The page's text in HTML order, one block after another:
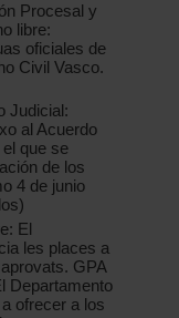
Procesal y
libre:
oficiales de
Civil Vasco.
Judicial:
al Acuerdo
que se
de los
4 de junio
El
les places a
GPA
Departamento
ofrecer a los